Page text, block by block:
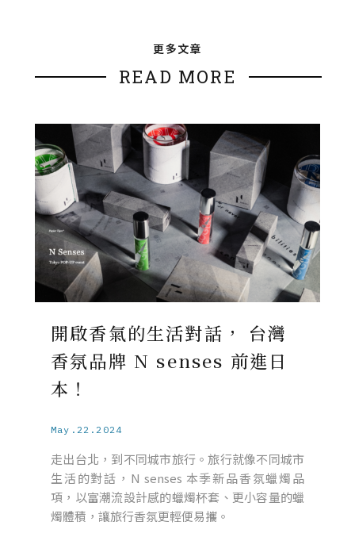
更多文章
READ MORE
開啟香氣的生活對話， 台灣
香氛品牌 N senses 前進日
本！
May.22.2024
走出台北，到不同城市旅行。旅行就像不同城市
生活的對話，N senses 本季新品香氛蠟燭品
項，以富潮流設計感的蠟燭杯套、更小容量的蠟
燭體積，讓旅行香氛更輕便易攜。